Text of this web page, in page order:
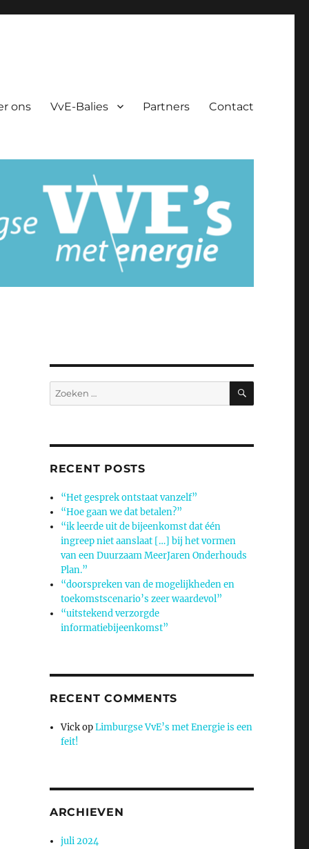
ons VvE-Balies Partners Contact
Zoeken
naar:
ZOEKEN
RECENT POSTS
“Het gesprek ontstaat vanzelf”
“Hoe gaan we dat betalen?”
“ik leerde uit de bijeenkomst dat één
ingreep niet aanslaat […] bij het vormen
van een Duurzaam MeerJaren Onderhouds
Plan.”
“doorspreken van de mogelijkheden en
toekomstscenario’s zeer waardevol”
“uitstekend verzorgde
informatiebijeenkomst”
RECENT COMMENTS
VickopLimburgse VvE’s met Energie is een
feit!
ARCHIEVEN
juli 2024